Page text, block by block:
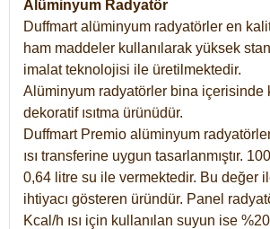
Alüminyum Radyatör
Duffmart alüminyum radyatörler en
ham maddeler kullanılarak yüksek
imalat teknolojisi ile üretilmektedir.
Alüminyum radyatörler bina içerisinde
dekoratif ısıtma ürünüdür.
Duffmart Premio alüminyum
ısı transferine uygun tasarlanmıştır.
0,64 litre su ile vermektedir. Bu değer
ihtiyacı gösteren üründür. Panel
Kcal/h ısı için kullanılan suyun ise